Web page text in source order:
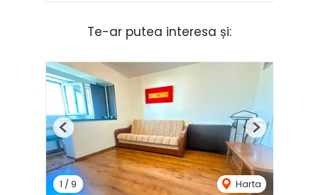
Te-ar putea interesa și:
1 /9 Harta
Previous Next